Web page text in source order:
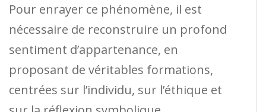
Pour enrayer ce phénomène, il est
nécessaire de reconstruire un profond
sentiment d’appartenance, en
proposant de véritables formations,
centrées sur l’individu, sur l’éthique et